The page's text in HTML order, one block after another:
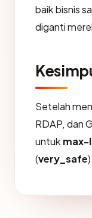
baik bisnis
diganti
Setelah
RDAP, dan
untuk
(very_safe).